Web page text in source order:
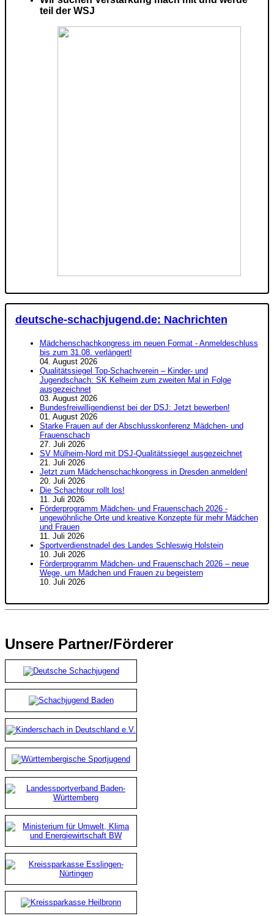
teil der WSJ
deutsche-schachjugend.de: Nachrichten
Mädchenschachkongress im neuen Format - Anmeldeschluss
bis zum 31.08. verlängert!
04. August 2026
Qualitätssiegel Top-Schachverein – Kinder- und
Jugendschach: SK Kelheim zum zweiten Mal in Folge
ausgezeichnet
03. August 2026
Bundesfreiwilligendienst bei der DSJ: Jetzt bewerben!
01. August 2026
Starke Frauen auf der Abschlusskonferenz Mädchen- und
Frauenschach
27. Juli 2026
SV Mülheim-Nord mit DSJ-Qualitätssiegel ausgezeichnet
21. Juli 2026
Jetzt zum Mädchenschachkongress in Dresden anmelden!
20. Juli 2026
Die Schachtour rollt los!
11. Juli 2026
Förderprogramm Mädchen- und Frauenschach 2026 -
ungewöhnliche Orte und kreative Konzepte für mehr Mädchen
und Frauen
11. Juli 2026
Sportverdienstnadel des Landes Schleswig Holstein
10. Juli 2026
Förderprogramm Mädchen- und Frauenschach 2026 – neue
Wege, um Mädchen und Frauen zu begeistern
10. Juli 2026
Unsere Partner/Förderer